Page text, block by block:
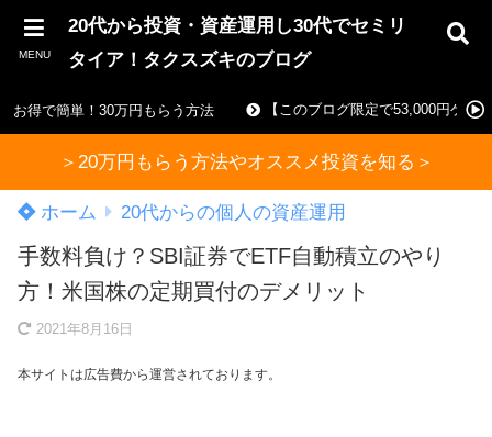
MENU
20代から投資・資産運用し30代でセミリ
タイア！タクスズキのブログ
お得で簡単！30万円もらう方法 【このブログ限定で53,000円ゲッ
＞20万円もらう方法やオススメ投資を知る＞
ホーム 20代からの個人の資産運用
手数料負け？SBI証券でETF自動積立のやり
方！米国株の定期買付のデメリット
2021年8月16日
本サイトは広告費から運営されております。